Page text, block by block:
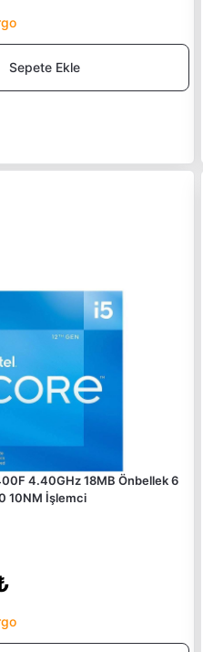
Sepete Ekle
4.40GHz 18MB Önbellek 6
10NM İşlemci